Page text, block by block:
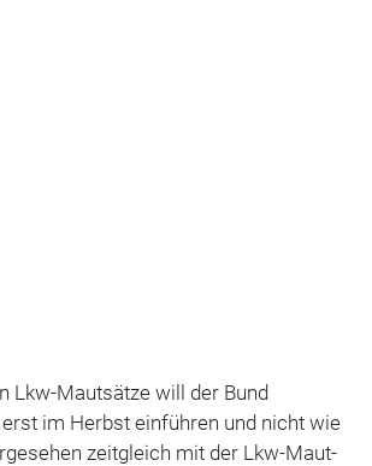
Lkw-Mautsätze will der Bund
im Herbst einführen und nicht wie
zeitgleich mit der Lkw-Maut-